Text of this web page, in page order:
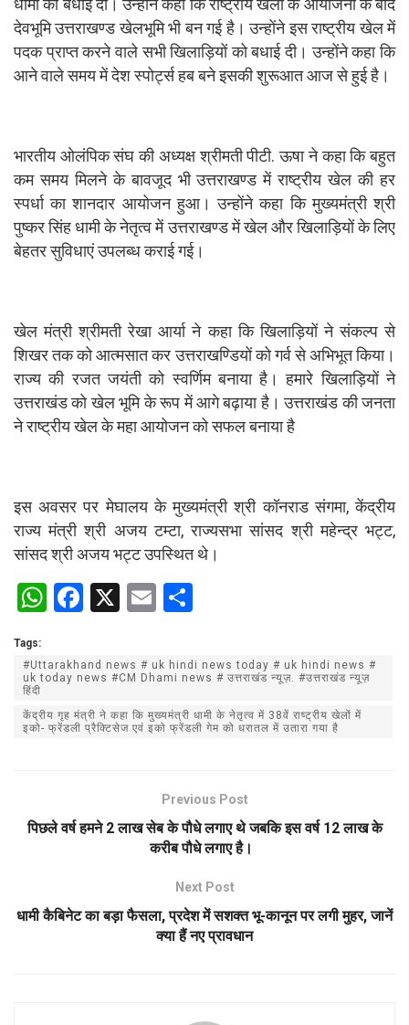
देवभूमि उत्तराखण्ड खेलभूमि भी बन गई है। उन्होंने इस राष्ट्रीय खेल में
पदक प्राप्त करने वाले सभी खिलाड़ियों को बधाई दी। उन्होंने कहा कि
आने वाले समय में देश स्पोर्ट्स हब बने इसकी शुरूआत आज से हुई है।
भारतीय ओलंपिक संघ की अध्यक्ष श्रीमती पीटी. ऊषा ने कहा कि बहुत
कम समय मिलने के बावजूद भी उत्तराखण्ड में राष्ट्रीय खेल की हर
स्पर्धा का शानदार आयोजन हुआ। उन्होंने कहा कि मुख्यमंत्री श्री
पुष्कर सिंह धामी के नेतृत्व में उत्तराखण्ड में खेल और खिलाड़ियों के लिए
बेहतर सुविधाएं उपलब्ध कराई गई।
खेल मंत्री श्रीमती रेखा आर्या ने कहा कि खिलाड़ियों ने संकल्प से
शिखर तक को आत्मसात कर उत्तराखण्डियों को गर्व से अभिभूत किया।
राज्य की रजत जयंती को स्वर्णिम बनाया है। हमारे खिलाड़ियों ने
उत्तराखंड को खेल भूमि के रूप में आगे बढ़ाया है। उत्तराखंड की जनता
ने राष्ट्रीय खेल के महा आयोजन को सफल बनाया है
इस अवसर पर मेघालय के मुख्यमंत्री श्री कॉनराड संगमा, केंद्रीय
राज्य मंत्री श्री अजय टम्टा, राज्यसभा सांसद श्री महेन्द्र भट्ट,
सांसद श्री अजय भट्ट उपस्थित थे।
W
at
s
A
p
F
ce
b
o
o
X
E
ail ar
e
Tags:
#Uttarakhand news # uk hindi news today # uk hindi news #
uk today news #CM Dhami news # उत्तराखंड न्यूज़. #उत्तराखंड न्यूज़
हिंदी
केंद्रीय गृह मंत्री ने कहा कि मुख्यमंत्री धामी के नेतृत्व में 38वें राष्ट्रीय खेलों में
इको- फ्रेंडली प्रैक्टिसेज एवं इको फ्रेंडली गेम को धरातल में उतारा गया है
Previous Post
पिछले वर्ष हमने 2 लाख सेब के पौधे लगाए थे जबकि इस वर्ष 12 लाख के
करीब पौधे लगाए है।
Next Post
धामी कैबिनेट का बड़ा फैसला, प्रदेश में सशक्त भू-कानून पर लगी मुहर, जानें
क्या हैं नए प्रावधान